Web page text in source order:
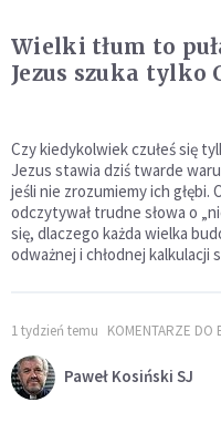
Wielki tłum to
Jezus szuka tylko
Czy kiedykolwiek czułeś się
Jezus stawia dziś twarde
jeśli nie zrozumiemy ich głębi.
odczytywał trudne słowa o
się, dlaczego każda wielka
odważnej i chłodnej kalkulacji
1 tydzień temu KOMENTARZE DO
Paweł Kosiński SJ